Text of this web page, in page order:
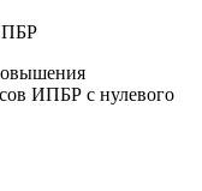
ИПБР с нулевого